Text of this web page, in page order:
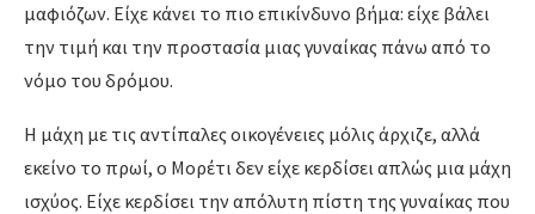
μαφιόζων. Είχε κάνει το πιο επικίνδυνο βήμα: είχε βάλει
την τιμή και την προστασία μιας γυναίκας πάνω από το
νόμο του δρόμου.
Η μάχη με τις αντίπαλες οικογένειες μόλις άρχιζε, αλλά
εκείνο το πρωί, ο Μορέτι δεν είχε κερδίσει απλώς μια μάχη
ισχύος. Είχε κερδίσει την απόλυτη πίστη της γυναίκας που